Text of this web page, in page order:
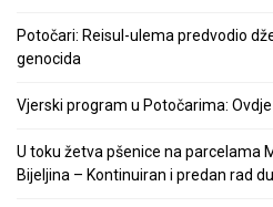
Potočari: Reisul-ulema predvodio
genocida
Vjerski program u Potočarima:
U toku žetva pšenice na parcelama
Bijeljina – Kontinuiran i predan rad